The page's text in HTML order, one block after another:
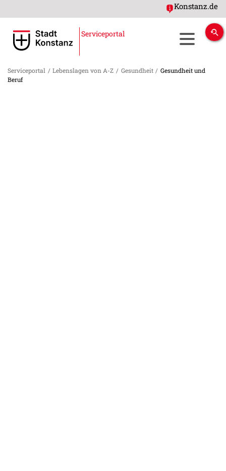
Konstanz.de
Serviceportal
Serviceportal / Lebenslagen von A-Z / Gesundheit / Gesundheit und
Beruf